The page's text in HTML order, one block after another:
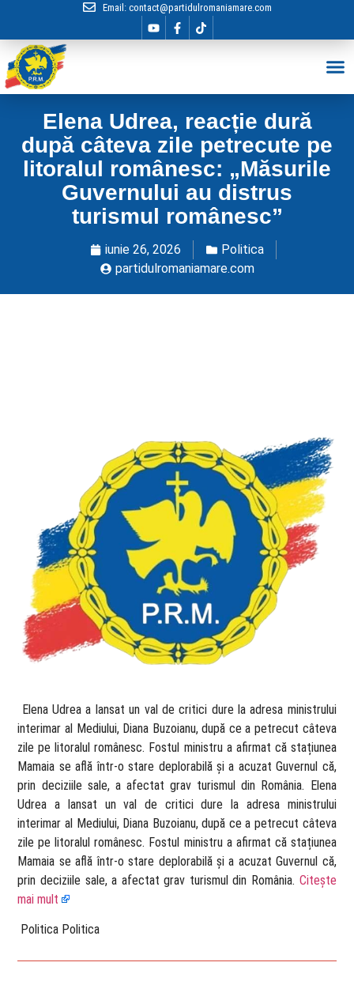
Email: contact@partidulromaniamare.com
Elena Udrea, reacție dură
după câteva zile petrecute pe
litoralul românesc: „Măsurile
Guvernului au distrus
turismul românesc”
iunie 26, 2026
Politica
partidulromaniamare.com
​ Elena Udrea a lansat un val de critici dure la adresa ministrului
interimar al Mediului, Diana Buzoianu, după ce a petrecut câteva
zile pe litoralul românesc. Fostul ministru a afirmat că stațiunea
Mamaia se află într-o stare deplorabilă și a acuzat Guvernul că,
prin deciziile sale, a afectat grav turismul din România. Elena
Udrea a lansat un val de critici dure la adresa ministrului
interimar al Mediului, Diana Buzoianu, după ce a petrecut câteva
zile pe litoralul românesc. Fostul ministru a afirmat că stațiunea
Mamaia se află într-o stare deplorabilă și a acuzat Guvernul că,
prin deciziile sale, a afectat grav turismul din România. Citește
mai mult
​ Politica Politica